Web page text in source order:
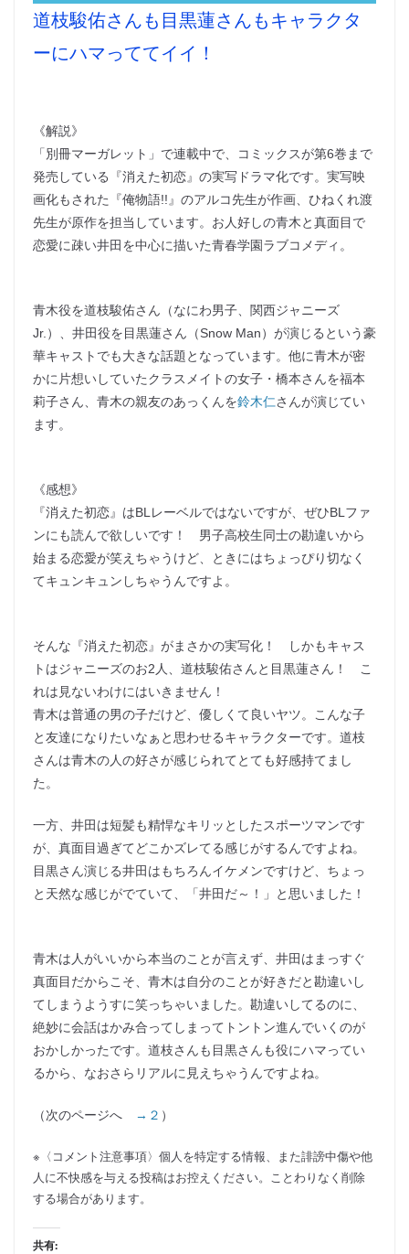
道枝駿佑さんも目黒蓮さんもキャラクタ
ーにハマっててイイ！
《解説》
「別冊マーガレット」で連載中で、コミックスが第6巻まで
発売している『消えた初恋』の実写ドラマ化です。実写映
画化もされた『俺物語!!』のアルコ先生が作画、ひねくれ渡
先生が原作を担当しています。お人好しの青木と真面目で
恋愛に疎い井田を中心に描いた青春学園ラブコメディ。
青木役を道枝駿佑さん（なにわ男子、関西ジャニーズ
Jr.）、井田役を目黒蓮さん（Snow Man）が演じるという豪
華キャストでも大きな話題となっています。他に青木が密
かに片想いしていたクラスメイトの女子・橋本さんを福本
莉子さん、青木の親友のあっくんを鈴木仁さんが演じてい
ます。
《感想》
『消えた初恋』はBLレーベルではないですが、ぜひBLファ
ンにも読んで欲しいです！ 男子高校生同士の勘違いから
始まる恋愛が笑えちゃうけど、ときにはちょっぴり切なく
てキュンキュンしちゃうんですよ。
そんな『消えた初恋』がまさかの実写化！ しかもキャス
トはジャニーズのお2人、道枝駿佑さんと目黒蓮さん！ こ
れは見ないわけにはいきません！
青木は普通の男の子だけど、優しくて良いヤツ。こんな子
と友達になりたいなぁと思わせるキャラクターです。道枝
さんは青木の人の好さが感じられてとても好感持てまし
た。
一方、井田は短髪も精悍なキリッとしたスポーツマンです
が、真面目過ぎてどこかズレてる感じがするんですよね。
目黒さん演じる井田はもちろんイケメンですけど、ちょっ
と天然な感じがでていて、「井田だ～！」と思いました！
青木は人がいいから本当のことが言えず、井田はまっすぐ
真面目だからこそ、青木は自分のことが好きだと勘違いし
てしまうようすに笑っちゃいました。勘違いしてるのに、
絶妙に会話はかみ合ってしまってトントン進んでいくのが
おかしかったです。道枝さんも目黒さんも役にハマってい
るから、なおさらリアルに見えちゃうんですよね。
（次のページへ →２ ）
※〈コメント注意事項〉個人を特定する情報、また誹謗中傷や他
人に不快感を与える投稿はお控えください。ことわりなく削除
する場合があります。
共有: